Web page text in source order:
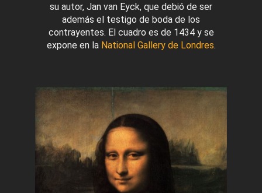
su autor, Jan van Eyck, que debió de ser
además el testigo de boda de los
contrayentes. El cuadro es de 1434 y se
expone en la National Gallery de Londres.